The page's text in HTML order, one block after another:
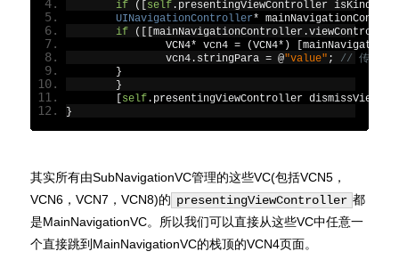
if
([self. presentingViewController
UINavigationController*
if
([[mainNavigationController.
        	VCN4
* vcn4 = (VCN4*) [
        	vcn4
. stringPara = @"value" ;
// 传参
}
}
[self. presentingViewController
}
其实所有由SubNavigationVC管理的这些VC(包括VCN5，
VCN6，VCN7，VCN8)的 presentingViewController 都
是MainNavigationVC。所以我们可以直接从这些VC中任意一
个直接跳到MainNavigationVC的栈顶的VCN4页面。